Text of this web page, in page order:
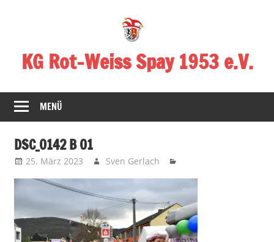
KG Rot-Weiss Spay 1953 e.V.
in
Spay!
MENÜ
DSC_0142 B 01
25. März 2023 Sven Gerlach